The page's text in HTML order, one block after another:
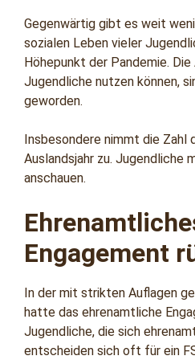
Gegenwärtig gibt es weit
sozialen Leben vieler
Höhepunkt der Pandemie.
Jugendliche nutzen können,
geworden.
Insbesondere nimmt die Zahl
Auslandsjahr zu. Jugendliche
anschauen.
Engagement
In der mit strikten Auflagen
hatte das ehrenamtliche
Jugendliche, die sich
entscheiden sich oft für ein